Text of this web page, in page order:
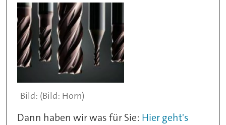
(Bild: Horn)
Dann haben wir was für Sie: Hier geht's